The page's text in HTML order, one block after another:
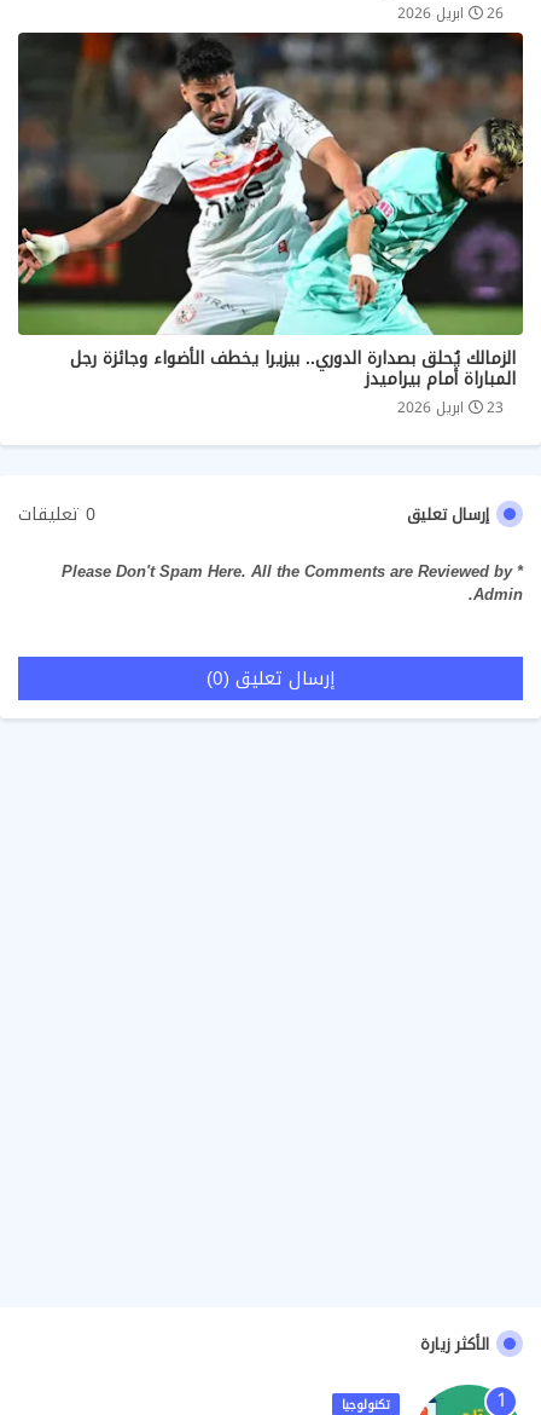
26 ابريل 2026
الزمالك يُحلق بصدارة الدوري.. بيزيرا يخطف الأضواء وجائزة رجل
المباراة أمام بيراميدز
23 ابريل 2026
إرسال تعليق 0 تعليقات
* Please Don't Spam Here. All the Comments are Reviewed by
Admin.
إرسال تعليق (0)
الأكثر زيارة
تكنولوجيا